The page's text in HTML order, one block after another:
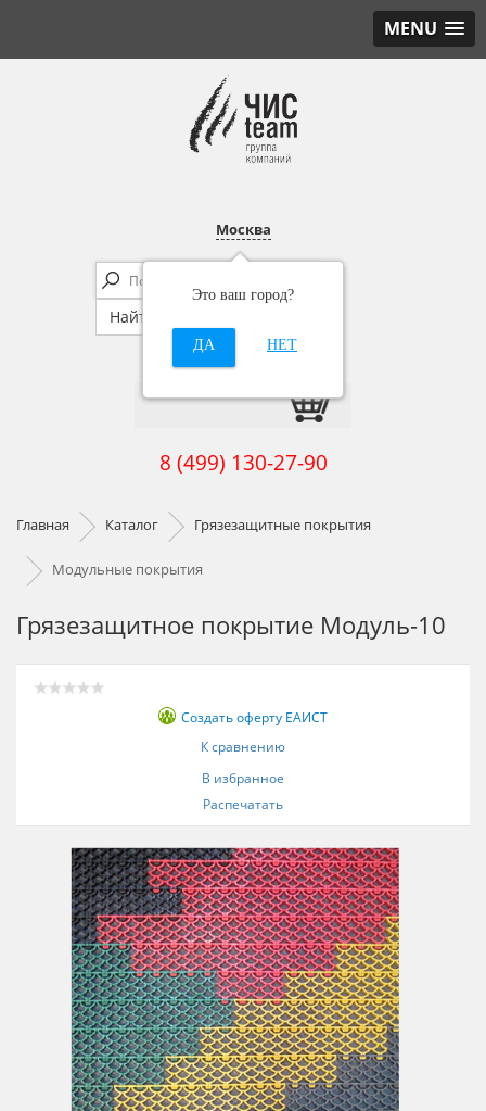
MENU
Москва
Это ваш город?
ДА НЕТ
8 (499) 130-27-90
Главная Каталог Грязезащитные покрытия
Модульные покрытия
Грязезащитное покрытие Модуль-10
Создать оферту ЕАИСТ
К сравнению
В избранное
Распечатать